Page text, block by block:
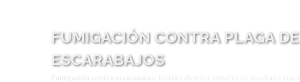
FUMIGACIÓN CONTRA PLAGA DE
ESCARABAJOS